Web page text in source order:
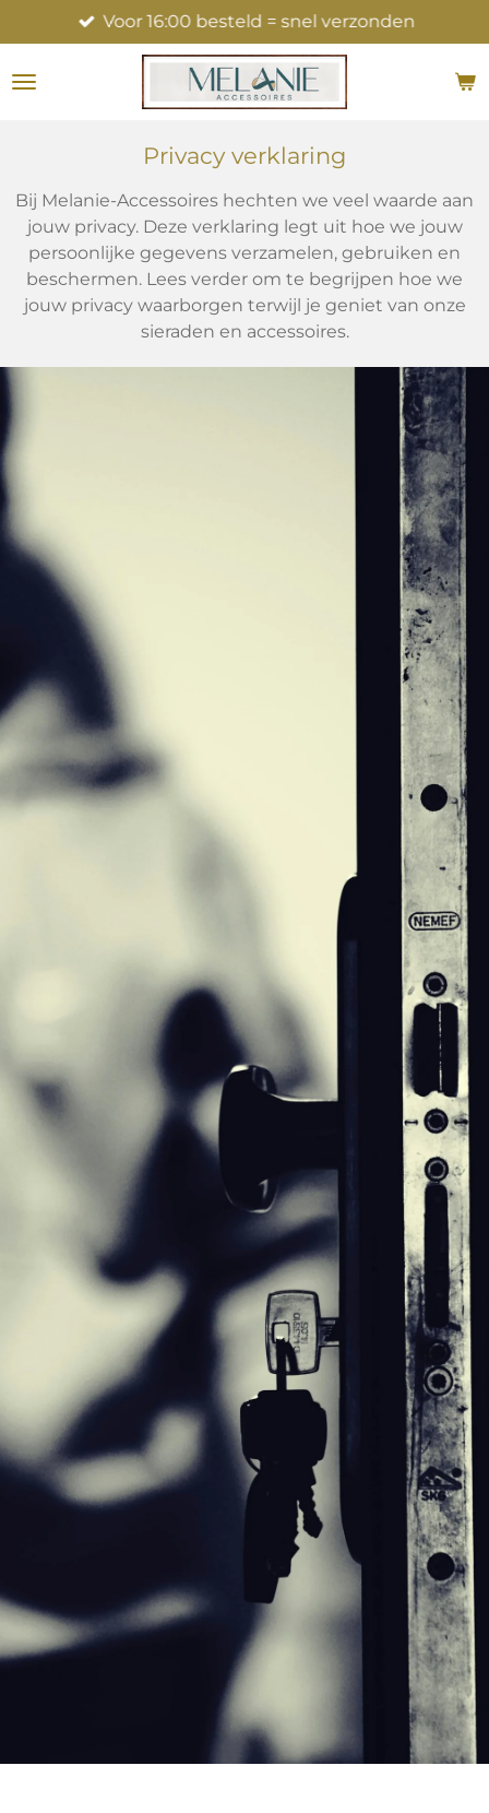
direct
naar
Voor 16:00 besteld = snel verzonden
Privacy verklaring
Bij Melanie-Accessoires hechten we veel waarde aan
jouw privacy. Deze verklaring legt uit hoe we jouw
persoonlijke gegevens verzamelen, gebruiken en
beschermen. Lees verder om te begrijpen hoe we
jouw privacy waarborgen terwijl je geniet van onze
sieraden en accessoires.